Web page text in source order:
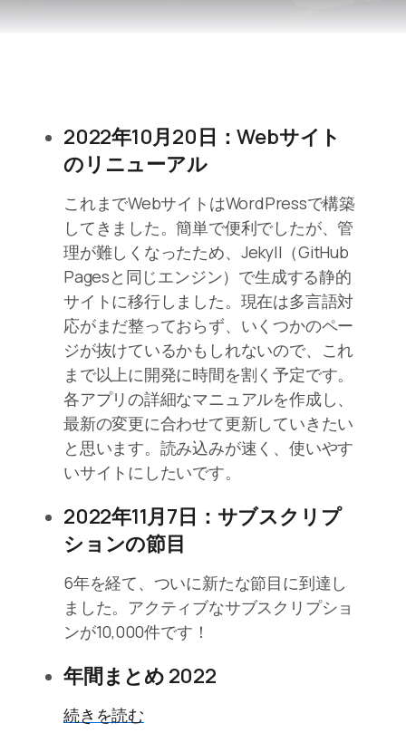
2022年10月20日：Webサイト
のリニューアル
これまでWebサイトはWordPressで構築
してきました。簡単で便利でしたが、管
理が難しくなったため、Jekyll（GitHub
Pagesと同じエンジン）で生成する静的
サイトに移行しました。現在は多言語対
応がまだ整っておらず、いくつかのペー
ジが抜けているかもしれないので、これ
まで以上に開発に時間を割く予定です。
各アプリの詳細なマニュアルを作成し、
最新の変更に合わせて更新していきたい
と思います。読み込みが速く、使いやす
いサイトにしたいです。
2022年11月7日：サブスクリプ
ションの節目
6年を経て、ついに新たな節目に到達し
ました。アクティブなサブスクリプショ
ンが10,000件です！
年間まとめ 2022
続きを読む